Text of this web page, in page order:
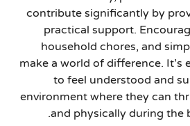
contribute significantly by
practical support.
household chores, and
make a world of difference. It’s
to feel understood and
environment where they can
and physically during the